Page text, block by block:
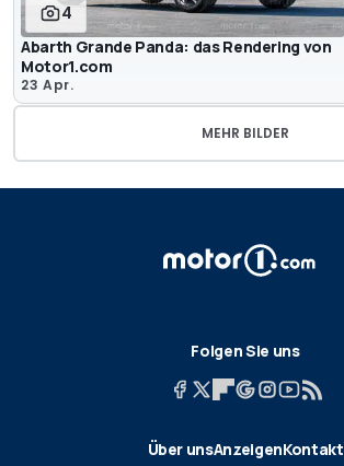
4
Abarth Grande Panda: das Rendering von
Motor1.com
23 Apr.
MEHR BILDER
Folgen Sie uns
Über unsAnzeigenKontakt